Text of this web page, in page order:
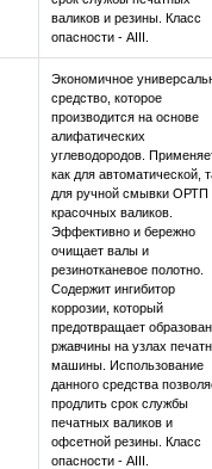
валиков и резины. Класс
опасности - AIII.
Экономичное
средство, которое
производится на основе
алифатических
углеводородов.
как для автоматической,
для ручной смывки ОРТП
красочных валиков.
Эффективно и бережно
очищает валы и
резинотканевое полотно.
Содержит ингибитор
коррозии, который
предотвращает
ржавчины на узлах
машины. Использование
данного средства
продлить срок службы
печатных валиков и
офсетной резины. Класс
опасности - AIII.